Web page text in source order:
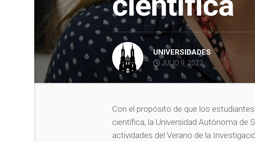
UNIVERSIDADES
JULIO 9, 2022
Con el propósito de que los
científica, la Universidad Autónoma de
actividades del Verano de la